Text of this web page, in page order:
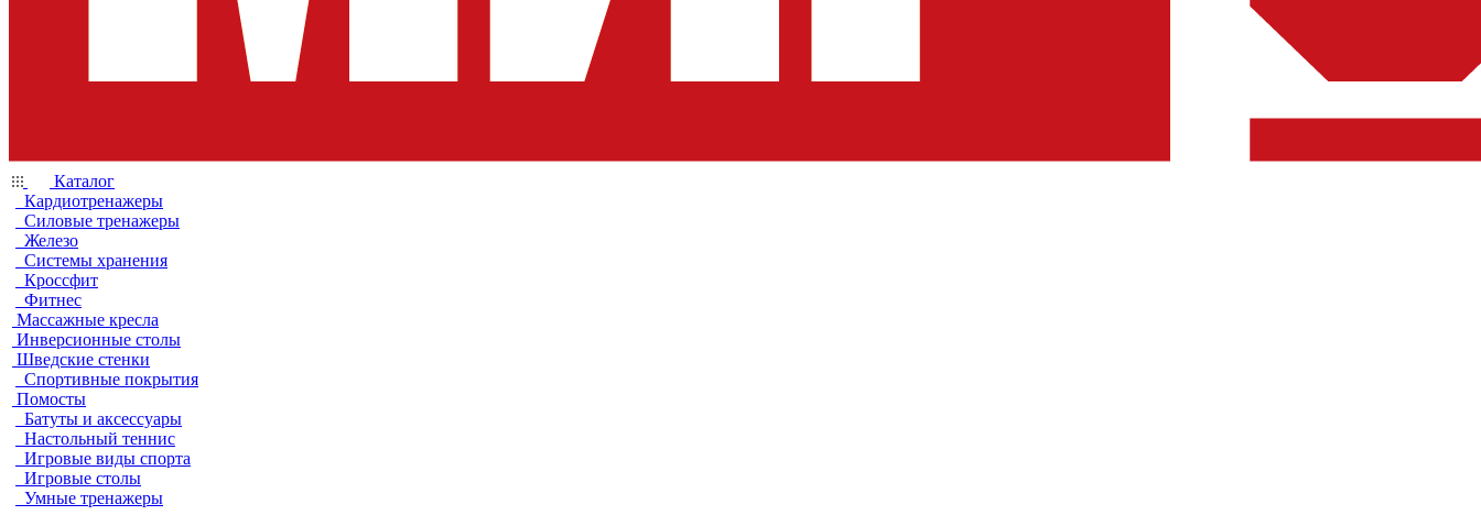
Каталог
Кардиотренажеры
Силовые тренажеры
Железо
Системы хранения
Кроссфит
Фитнес
Массажные кресла
Инверсионные столы
Шведские стенки
Спортивные покрытия
Помосты
Батуты и аксессуары
Настольный теннис
Игровые виды спорта
Игровые столы
Умные тренажеры